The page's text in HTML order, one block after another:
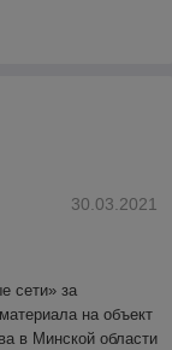
30.03.2021
сети» за
на объект
в Минской области